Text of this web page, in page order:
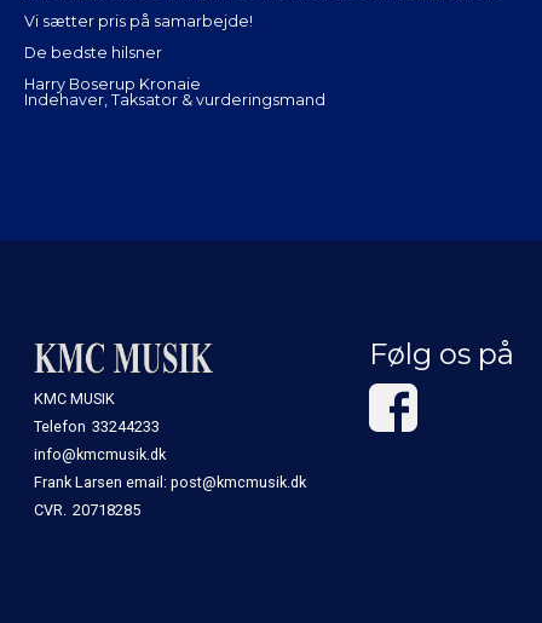
Vi sætter pris på samarbejde!
De bedste hilsner
Harry Boserup Kronaie
Indehaver, Taksator & vurderingsmand
KMC MUSIK
Telefon 33244233
info@kmcmusik.dk
Frank Larsen email: post@kmcmusik.dk
CVR. 20718285
Følg os på